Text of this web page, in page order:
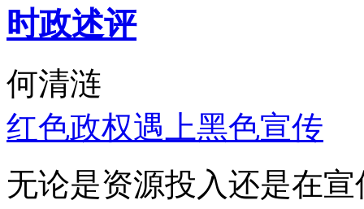
时政述评
何清涟
红色政权遇上黑色宣传
无论是资源投入还是在